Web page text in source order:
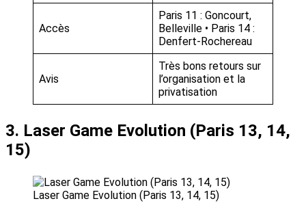
Accès
Paris 11 : Goncourt,
Belleville • Paris 14 :
Denfert-Rochereau
Avis
Très bons retours sur
l’organisation et la
privatisation
3. Laser Game Evolution (Paris 13, 14,
15)
Laser Game Evolution (Paris 13, 14, 15)